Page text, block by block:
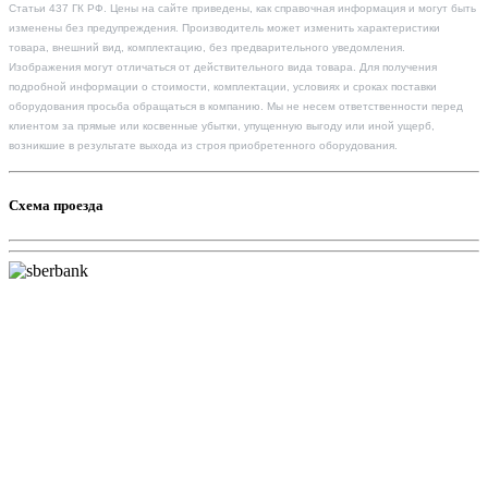
Статьи 437 ГК РФ. Цены на сайте приведены, как справочная информация и могут быть
изменены без предупреждения. Производитель может изменить характеристики
товара, внешний вид, комплектацию, без предварительного уведомления.
Изображения могут отличаться от действительного вида товара. Для получения
подробной информации о стоимости, комплектации, условиях и сроках поставки
оборудования просьба обращаться в компанию. Мы не несем ответственности перед
клиентом за прямые или косвенные убытки, упущенную выгоду или иной ущерб,
возникшие в результате выхода из строя приобретенного оборудования.
Схема проезда